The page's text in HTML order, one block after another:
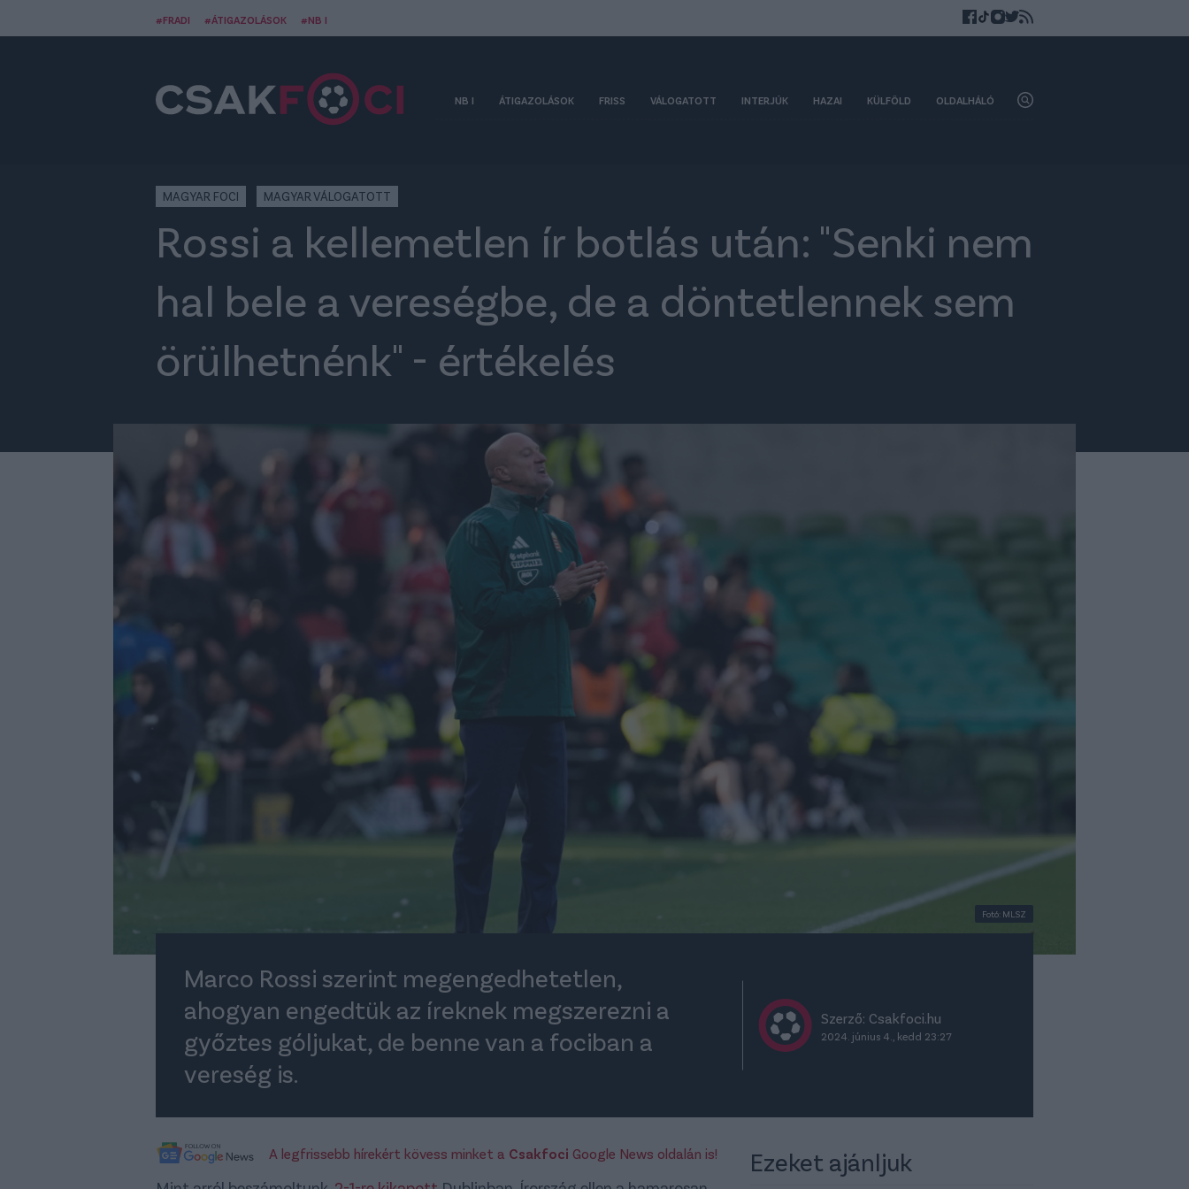
#FRADI #ÁTIGAZOLÁSOK #NB I
NB I ÁTIGAZOLÁSOK FRISS VÁLOGATOTT INTERJÚK HAZAI KÜLFÖLD OLDALHÁLÓ
MAGYAR FOCI MAGYAR VÁLOGATOTT
Rossi a kellemetlen ír botlás után: "Senki nem
hal bele a vereségbe, de a döntetlennek sem
örülhetnénk" - értékelés
Fotó: MLSZ
Marco Rossi szerint megengedhetetlen,
ahogyan engedtük az íreknek megszerezni a
győztes góljukat, de benne van a fociban a
vereség is.
Szerző: Csakfoci.hu
2024. június 4., kedd 23:27
A legfrissebb hírekért kövess minket a Csakfoci Google News oldalán is! Ezeket ajánljuk